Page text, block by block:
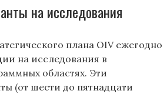
на исследования
плана OIV ежегодно
на исследования в
областях. Эти
(от шести до пятнадцати